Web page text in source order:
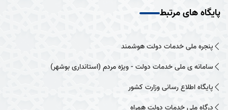
پایگاه های مرتبط
پنجره ملی خدمات دولت هوشمند
سامانه ی ملی خدمات دولت - ویژه مردم (استانداری بوشهر)
پایگاه اطلاع رسانی وزارت کشور
درگاه ملی خدمات دولت همراه